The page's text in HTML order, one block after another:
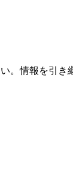
。情報を引き